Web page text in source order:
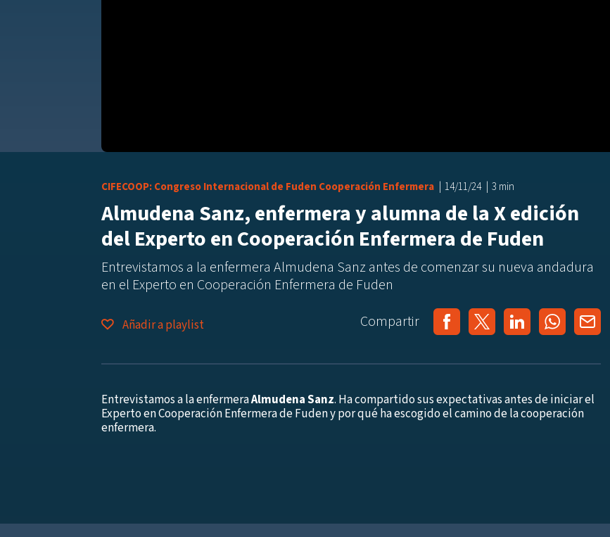
CIFECOOP: Congreso Internacional de Fuden Cooperación Enfermera 14/11/24 3 min
Almudena Sanz, enfermera y alumna de la X edición
del Experto en Cooperación Enfermera de Fuden
Entrevistamos a la enfermera Almudena Sanz antes de comenzar su nueva andadura
en el Experto en Cooperación Enfermera de Fuden
Añadir a playlist Compartir
Entrevistamos a la enfermeraAlmudena Sanz. Ha compartido sus expectativas antes de iniciar el
Experto en Cooperación Enfermera de Fuden y por qué ha escogido el camino de la cooperación
enfermera.